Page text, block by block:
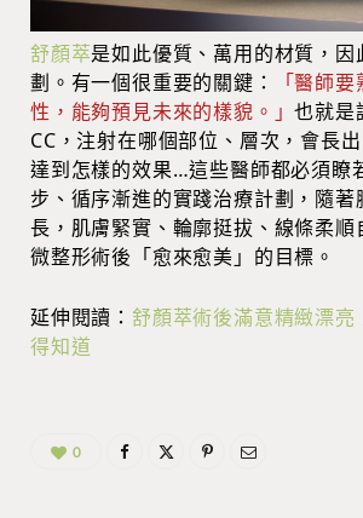
舒顏萃是如此優質、萬用的材質，因
劃。有一個很重要的關鍵：
「醫師
性，能夠預見未來的樣貌。」也就是
CC，注射在哪個部位、層次，會長
達到怎樣的效果…這些醫師都必須瞭
步、循序漸進的實踐治療計劃，隨著
長，肌膚緊實、輪廓挺拔、線條柔順
微整形術後「愈來愈美」的目標。
延伸閱讀 ：舒顏萃術後滿意精緻漂亮
得知道
0